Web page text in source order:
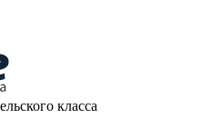
класса